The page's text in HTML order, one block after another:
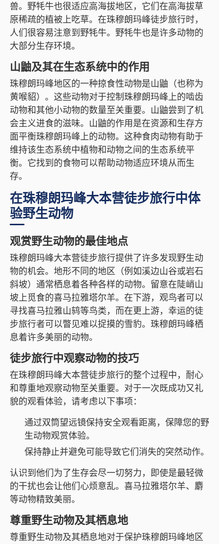
兽。野牦牛也很适应高海拔地区，它们在高海拔草
原稀疏的植被上吃草。在珠穆朗玛峰徒步旅行时，
人们很容易注意到野牦牛。野牦牛也是许多动物的
大部分生存环境。
山鼬及其在生态系统中的作用
珠穆朗玛峰地区的一种掠食性动物是山鼬（也称为
黄喉貂）。这些动物对于控制珠穆朗玛峰上的啮齿
动物和其他小动物的数量至关重要。山鼬尝到了机
会主义进食的滋味。山鼬的作用是在资源和生存方
面平衡珠穆朗玛峰上的动物。这种食肉动物有助于
维持该生态系统中植物和动物之间的生态系统平
衡。它找到的食物可以帮助动物适应环境从而生
存。
在珠穆朗玛峰大本营徒步旅行中体
验野生动物
观赏野生动物的最佳地点
珠穆朗玛峰大本营徒步旅行提供了许多发现野生动
物的机会。地形不同的地区（例如溪边山谷或岩石
斜坡）通常栖息着各种各样的动物。留意在陡峭山
坡上觅食的喜马拉雅塔尔羊。在下游，观鸟者可以
寻找喜马拉雅山鸫等鸟类，而在更上游，幸运的徒
步旅行者可以瞥见难以捉摸的雪豹。珠穆朗玛峰栖
息着许多美丽的动物。
徒步旅行中观察动物的技巧
在珠穆朗玛峰大本营徒步旅行的整个过程中，耐心
和尊重地观察动物至关重要。对于一次既成功又礼
貌的观看体验，请考虑以下事项：
通过双筒望远镜保持安全观看距离，保障您的野
生动物观赏体验。
保持静止并避免可能导致它们消失的突然动作。
认识到他们为了生存会尽一切努力，即使是最轻微
的干扰也会让他们心烦意乱。喜马拉雅塔尔羊、麝
等动物精致美丽。
尊重野生动物及其栖息地
尊重野生动物及其栖息地对于保护珠穆朗玛峰地区